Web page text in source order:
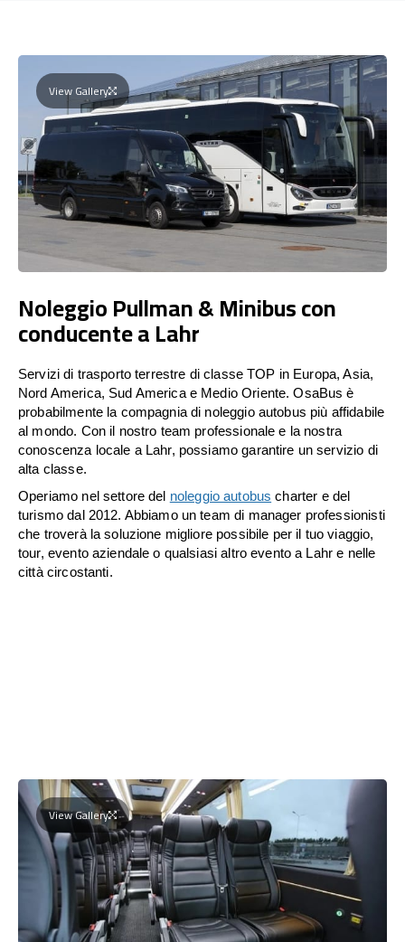
View Gallery
Noleggio Pullman & Minibus con
conducente a Lahr
Servizi di trasporto terrestre di classe TOP in Europa, Asia,
Nord America, Sud America e Medio Oriente. OsaBus è
probabilmente la compagnia di noleggio autobus più affidabile
al mondo. Con il nostro team professionale e la nostra
conoscenza locale a Lahr, possiamo garantire un servizio di
alta classe.
Operiamo nel settore del noleggio autobus charter e del
turismo dal 2012. Abbiamo un team di manager professionisti
che troverà la soluzione migliore possibile per il tuo viaggio,
tour, evento aziendale o qualsiasi altro evento a Lahr e nelle
città circostanti.
View Gallery